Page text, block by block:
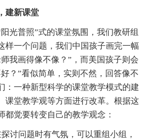
建新课堂
光普照”式的课堂氛围，我们教研组
样一个问题，我们中国孩子画完一幅
我画得像不像？”，而美国孩子则会
？”看似简单，实则不然，回答像不
：一种新型科学的课堂教学模式的建
课堂教学观等方面进行改革。根据这
都觉要转变自己的教学观念：
讨问题时有气氛，可以重组小组，